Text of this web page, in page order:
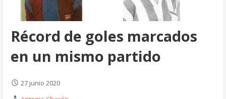
Récord de goles marcados
en un mismo partido
27 junio 2020